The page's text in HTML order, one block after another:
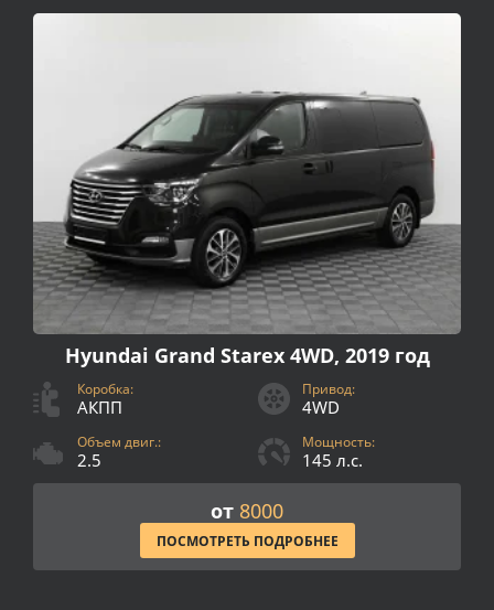
Hyundai Grand Starex 4WD, 2019 год
Коробка:
АКПП
Привод:
4WD
Объем двиг.:
2.5
Мощность:
145 л.с.
от 8000
ПОСМОТРЕТЬ ПОДРОБНЕЕ